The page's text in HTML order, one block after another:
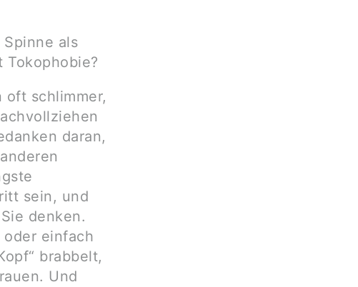
als
Tokophobie?
oft schlimmer,
daran,
sein, und
denken.
einfach
brabbelt,
Und